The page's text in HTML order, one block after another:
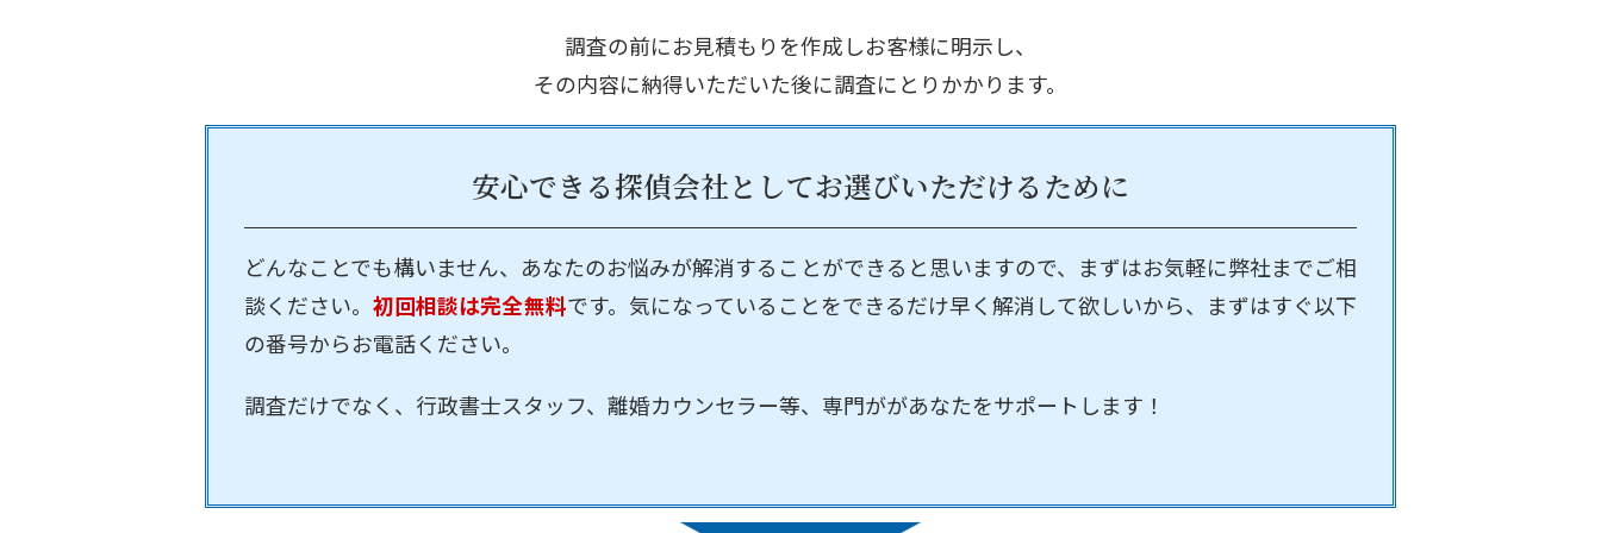
調査の前にお見積もりを作成しお客様に明示し、
その内容に納得いただいた後に調査にとりかかります。
安心できる探偵会社としてお選びいただけるために
どんなことでも構いません、あなたのお悩みが解消することができると思いますので、まずはお気軽に弊社までご相
談ください。初回相談は完全無料です。気になっていることをできるだけ早く解消して欲しいから、まずはすぐ以下
の番号からお電話ください。
調査だけでなく、行政書士スタッフ、離婚カウンセラー等、専門ががあなたをサポートします！